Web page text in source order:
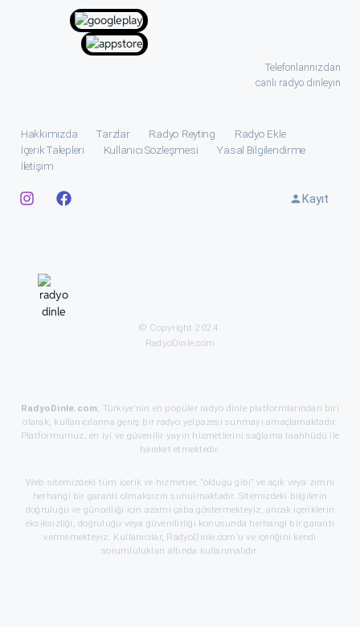
Telefonlarınızdan
canlı radyo dinleyin
Hakkımızda Tarzlar Radyo Reyting
Radyo Ekle
İçerik Talepleri
Kullanıcı Sözleşmesi
Yasal Bilgilendirme
İletişim
Kayıt
© Copyright 2024.
RadyoDinle.com
RadyoDinle.com; Türkiye’nin en popüler radyo dinle platformlarından biri
olarak, kullanıcılarına geniş bir radyo yelpazesi sunmayı amaçlamaktadır.
Platformumuz, en iyi ve güvenilir yayın hizmetlerini sağlama taahhüdü ile
hareket etmektedir.
Web sitemizdeki tüm içerik ve hizmetler, “olduğu gibi” ve açık veya zımni
herhangi bir garanti olmaksızın sunulmaktadır. Sitemizdeki bilgilerin
doğruluğu ve güncelliği için azami çaba göstermekteyiz, ancak içeriklerin
eksiksizliği, doğruluğu veya güvenilirliği konusunda herhangi bir garanti
vermemekteyiz. Kullanıcılar, RadyoDinle.com’u ve içeriğini kendi
sorumlulukları altında kullanmalıdır.